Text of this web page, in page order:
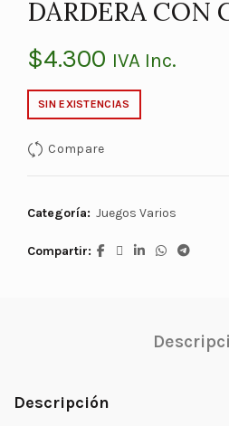
DARDERA CON
$4.300 IVA Inc.
SIN EXISTENCIAS
Compare
Categoría: Juegos Varios
Compartir
Descripción